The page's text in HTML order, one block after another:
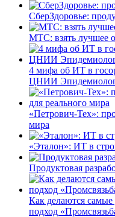
СберЗдоровье:
МТС: взять лучшее
4 мифа об ИТ в
ЦНИИ
«Петрович-Тех»:
мира
«Эталон»: ИТ в
Продуктовая
Как делаются
подход